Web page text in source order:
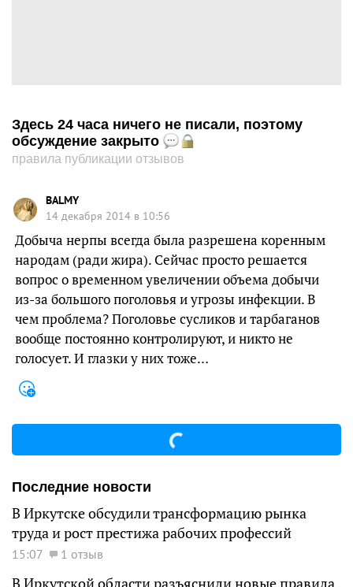
Здесь 24 часа ничего не писали, поэтому
обсуждение закрыто
правила публикации отзывов
BALMY
14 декабря 2014 в 10:56
Добыча нерпы всегда была разрешена коренным
народам (ради жира). Сейчас просто решается
вопрос о временном увеличении объема добычи
из-за большого поголовья и угрозы инфекции. В
чем проблема? Поголовье сусликов и тарбаганов
вообще постоянно контролируют, и никто не
голосует. И глазки у них тоже…
Последние новости
В Иркутске обсудили трансформацию рынка
труда и рост престижа рабочих профессий
15:07 1 отзыв
В Иркутской области разъяснили новые правила